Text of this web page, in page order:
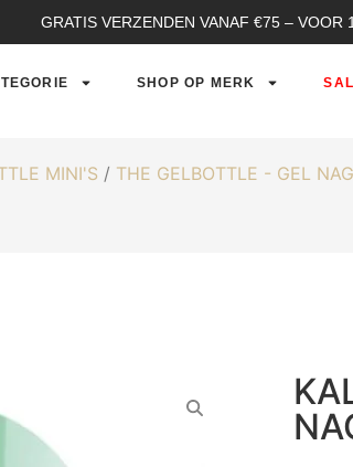
GRATIS VERZENDEN VANAF €75 –
SHOP OP MERK
MINI'S / THE GELBOTTLE - GEL